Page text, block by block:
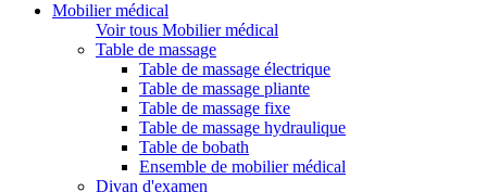
Mobilier médical
Voir tous Mobilier médical
Table de massage
Table de massage électrique
Table de massage pliante
Table de massage fixe
Table de massage hydraulique
Table de bobath
Ensemble de mobilier médical
Divan d'examen